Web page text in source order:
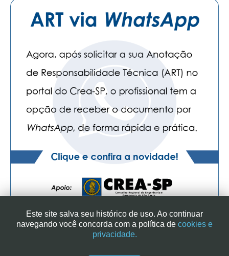
GUIA DAS ENGENHARIAS
CURSOS
ENGENHEIRO EMPREENDEDOR
SEESP EDUCAÇÃO
PLATAFORMAS GRATUITAS
BENEFÍCIOS
PLANO DE SAÚDE
SINDICATO DOS ENGENHEIROS NO ESTADO DE SÃO PAULO
Este site salva seu histórico de uso. Ao continuar
navegando você concorda com a política de cookies e
privacidade.